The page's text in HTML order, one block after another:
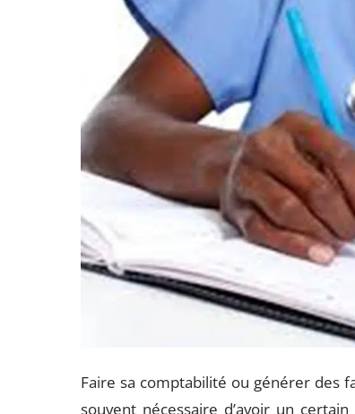
Faire sa comptabilité ou générer des
souvent nécessaire d’avoir un